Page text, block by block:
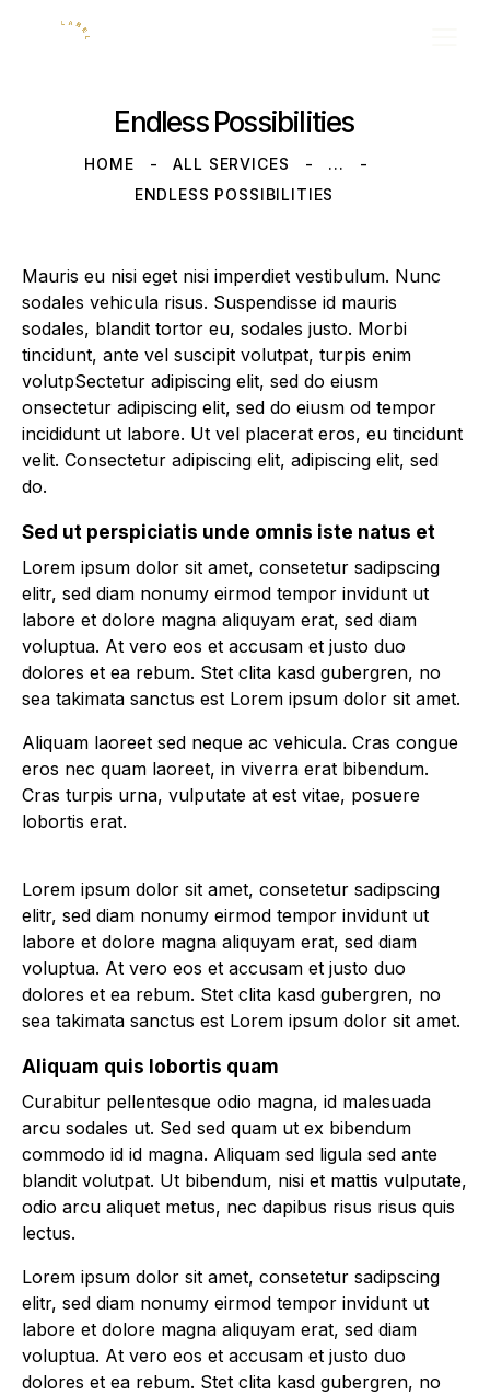
Endless Possibilities
HOME ALL SERVICES
...
ENDLESS POSSIBILITIES
Mauris eu nisi eget nisi imperdiet vestibulum. Nunc
sodales vehicula risus. Suspendisse id mauris
sodales, blandit tortor eu, sodales justo. Morbi
tincidunt, ante vel suscipit volutpat, turpis enim
volutpSectetur adipiscing elit, sed do eiusm
onsectetur adipiscing elit, sed do eiusm od tempor
incididunt ut labore. Ut vel placerat eros, eu tincidunt
velit. Consectetur adipiscing elit, adipiscing elit, sed
do.
Sed ut perspiciatis unde omnis iste natus et
Lorem ipsum dolor sit amet, consetetur sadipscing
elitr, sed diam nonumy eirmod tempor invidunt ut
labore et dolore magna aliquyam erat, sed diam
voluptua. At vero eos et accusam et justo duo
dolores et ea rebum. Stet clita kasd gubergren, no
sea takimata sanctus est Lorem ipsum dolor sit amet.
Aliquam laoreet sed neque ac vehicula. Cras congue
eros nec quam laoreet, in viverra erat bibendum.
Cras turpis urna, vulputate at est vitae, posuere
lobortis erat.
Lorem ipsum dolor sit amet, consetetur sadipscing
elitr, sed diam nonumy eirmod tempor invidunt ut
labore et dolore magna aliquyam erat, sed diam
voluptua. At vero eos et accusam et justo duo
dolores et ea rebum. Stet clita kasd gubergren, no
sea takimata sanctus est Lorem ipsum dolor sit amet.
Aliquam quis lobortis quam
Curabitur pellentesque odio magna, id malesuada
arcu sodales ut. Sed sed quam ut ex bibendum
commodo id id magna. Aliquam sed ligula sed ante
blandit volutpat. Ut bibendum, nisi et mattis vulputate,
odio arcu aliquet metus, nec dapibus risus risus quis
lectus.
Lorem ipsum dolor sit amet, consetetur sadipscing
elitr, sed diam nonumy eirmod tempor invidunt ut
labore et dolore magna aliquyam erat, sed diam
voluptua. At vero eos et accusam et justo duo
dolores et ea rebum. Stet clita kasd gubergren, no